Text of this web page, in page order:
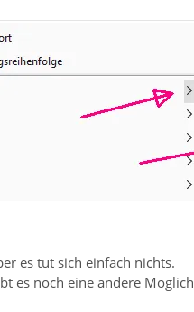
es tut sich einfach nichts.
es noch eine andere